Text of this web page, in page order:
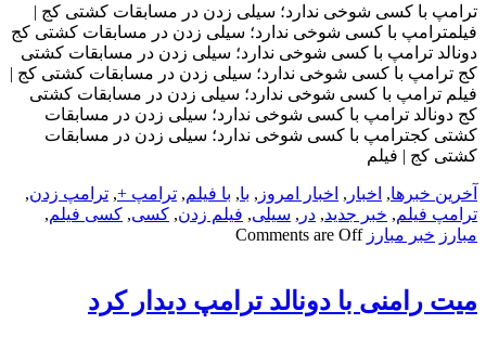
ترامپ با کسی شوخی ندارد؛ سیلی زدن در مسابقات کشتی کج |
فیلمترامپ با کسی شوخی ندارد؛ سیلی زدن در مسابقات کشتی کج
دونالد ترامپ با کسی شوخی ندارد؛ سیلی زدن در مسابقات کشتی
کج ترامپ با کسی شوخی ندارد؛ سیلی زدن در مسابقات کشتی کج |
فیلم ترامپ با کسی شوخی ندارد؛ سیلی زدن در مسابقات کشتی
کج دونالد ترامپ با کسی شوخی ندارد؛ سیلی زدن در مسابقات
کشتی کجترامپ با کسی شوخی ندارد؛ سیلی زدن در مسابقات
کشتی کج | فیلم
آخرین خبرها, اخبار , اخبار امروز , با, با فیلم, ترامپ +, ترامپ زدن,
ترامپ فیلم, خبر جدید, در , سیلی, فیلم زدن, کسی, کسی فیلم,
مبارز خبر مبارز Comments are Off
میت رامنی با دونالد ترامپ دیدار کرد